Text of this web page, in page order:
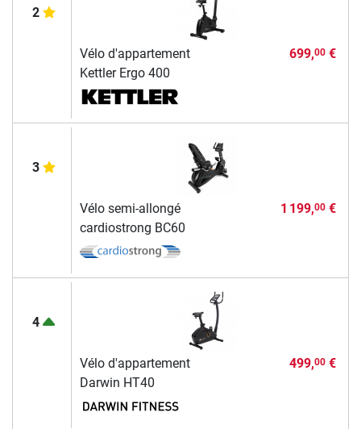
2
Vélo d'appartement
Kettler Ergo 400
699,00€
3
Vélo semi-allongé
cardiostrong BC60
1 199,00€
4
Vélo d'appartement
Darwin HT40
499,00€